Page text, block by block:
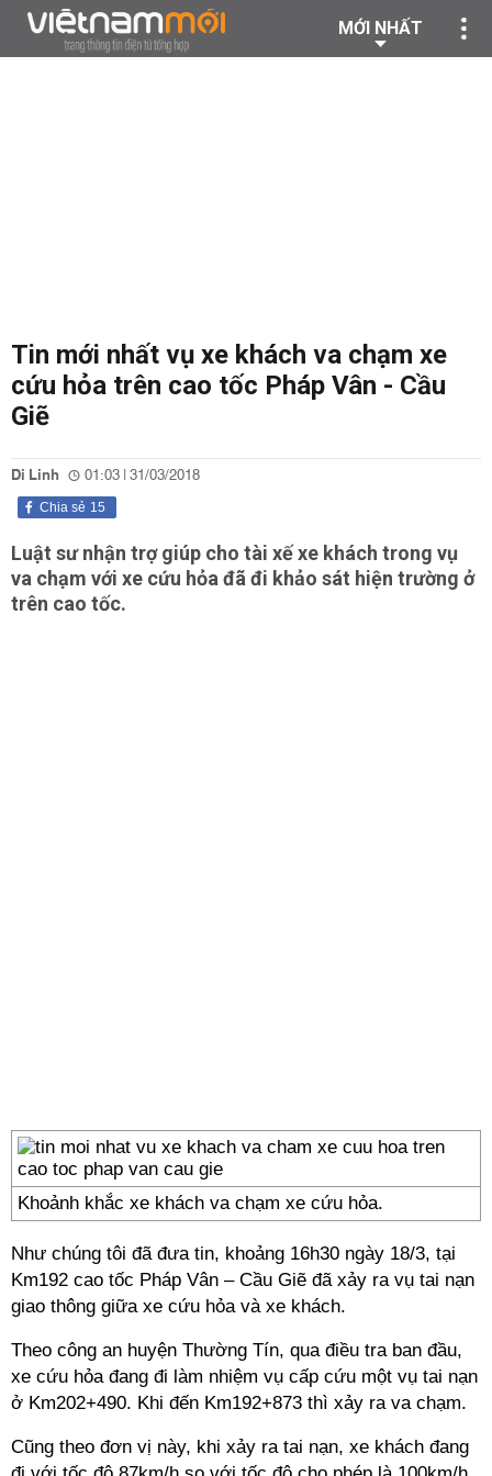
MỚI NHẤT
Tin mới nhất vụ xe khách va chạm xe
cứu hỏa trên cao tốc Pháp Vân - Cầu
Giẽ
Di Linh 01:03 | 31/03/2018
15
Chia sẻ
Luật sư nhận trợ giúp cho tài xế xe khách trong vụ
va chạm với xe cứu hỏa đã đi khảo sát hiện trường ở
trên cao tốc.
Khoảnh khắc xe khách va chạm xe cứu hỏa.
Như chúng tôi đã đưa tin, khoảng 16h30 ngày 18/3, tại
Km192 cao tốc Pháp Vân – Cầu Giẽ đã xảy ra vụ tai nạn
giao thông giữa xe cứu hỏa và xe khách.
Theo công an huyện Thường Tín, qua điều tra ban đầu,
xe cứu hỏa đang đi làm nhiệm vụ cấp cứu một vụ tai nạn
ở Km202+490. Khi đến Km192+873 thì xảy ra va chạm.
Cũng theo đơn vị này, khi xảy ra tai nạn, xe khách đang